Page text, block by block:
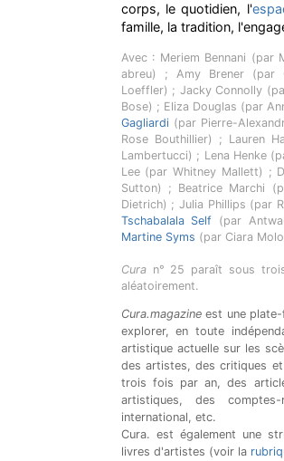
corps, le quotidien, l'
famille, la tradition,
Avec : Meriem Bennani (par
abreu) ; Amy Brener (par
Loeffler) ; Jacky Connolly
Bose) ; Eliza Douglas (par
Gagliardi(par Pierre-
Rose Bouthillier) ; Lauren
Lambertucci) ; Lena Henke
Lee (par Whitney Mallett) ;
Sutton) ; Beatrice Marchi
Dietrich) ; Julia Phillips (par
Tschabalala Self (par
Martine Syms (par Ciara
Curan° 25 paraît sous
aléatoirement.
Cura.magazineest une plate-
explorer, en toute
artistique actuelle sur les
des artistes, des critiques
trois fois par an, des
artistiques, des
international, etc.
Cura. est également une
livres d'artistes (voir la